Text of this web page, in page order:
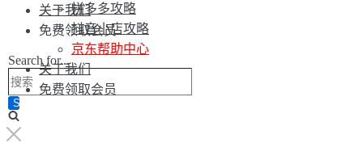
关于我们
免费领取会员
Search for...
拼多多攻略
抖音小店攻略
京东帮助中心
关于我们
免费领取会员